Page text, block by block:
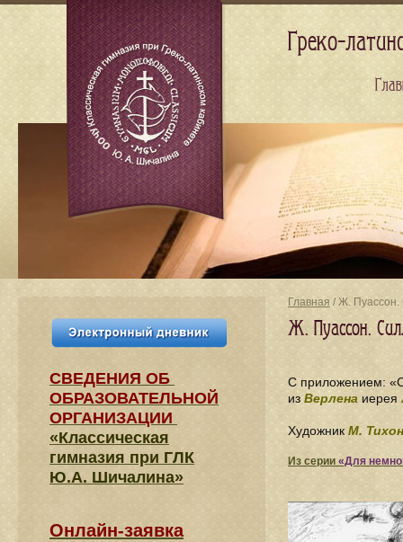
Главная / Ж. Пуассон.
Ж. Пуассон.
С приложением:
из Верлена иерея
Художник М.
Из серии «Для
СВЕДЕНИЯ​ ОБ
ОБРАЗОВАТЕЛЬНОЙ
ОРГАНИЗАЦИИ
«Классическая
гимназия при ГЛК
Ю.А. Шичалина»
Онлайн-заявка
Греко-